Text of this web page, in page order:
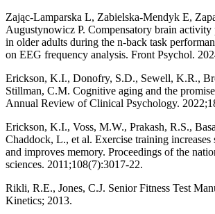
Zając-Lamparska L, Zabielska-Mendyk E,
Augustynowicz P. Compensatory brain activity
in older adults during the n-back task
on EEG frequency analysis. Front Psychol.
Erickson, K.I., Donofry, S.D., Sewell, K.R.,
Stillman, C.M. Cognitive aging and the
Annual Review of Clinical Psychology.
Erickson, K.I., Voss, M.W., Prakash, R.S.,
Chaddock, L., et al. Exercise training increases
and improves memory. Proceedings of the
sciences. 2011;108(7):3017-22.
Rikli, R.E., Jones, C.J. Senior Fitness Test
Kinetics; 2013.